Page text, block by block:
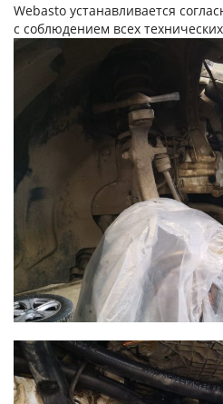
Webasto устанавливается
с соблюдением всех